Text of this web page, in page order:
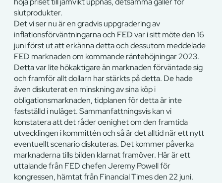
slutprodukter.
Det vi ser nu är en gradvis uppgradering av
inflationsförväntningarna och FED var i sitt möte den 16
juni först ut att erkänna detta och dessutom meddelade
FED marknaden om kommande räntehöjningar 2023.
Detta var lite hökaktigare än marknaden förväntade sig
och framför allt dollarn har stärkts på detta. De hade
även diskuterat en minskning av sina köp i
obligationsmarknaden, tidplanen för detta är inte
fastställd i nuläget. Sammanfattningsvis kan vi
konstatera att det råder oenighet om den framtida
utvecklingen i kommittén och så är det alltid när ett nytt
eventuellt scenario diskuteras. Det kommer påverka
marknaderna tills bilden klarnat framöver. Här är ett
uttalande från FED chefen Jeremy Powell för
kongressen, hämtat från Financial Times den 22 juni.